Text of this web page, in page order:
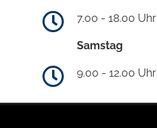
7.00 - 18.00 Uhr
Samstag
9.00 - 12.00 Uhr